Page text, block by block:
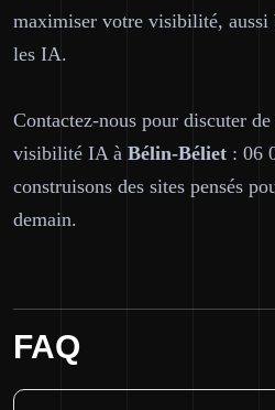
maximiser votre visibilité, aussi
les IA.
Contactez-nous pour discuter
visibilité IA à Bélin-Béliet : 06
construisons des sites pensés
demain.
FAQ